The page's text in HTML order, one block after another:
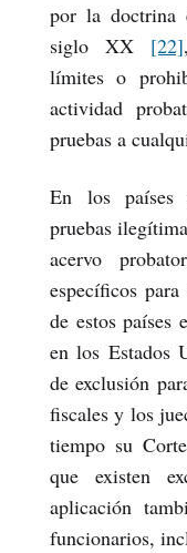
por la doctrina
siglo XX [22]
límites o
actividad
pruebas a
En los países
pruebas
acervo
específicos
de estos países
en los Estados
de exclusión
fiscales y los
tiempo su
que existen
aplicación
funcionarios,